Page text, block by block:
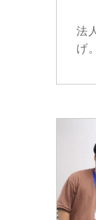
法
げ